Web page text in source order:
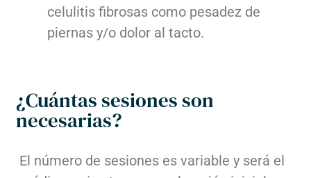
celulitis fibrosas como pesadez de
piernas y/o dolor al tacto.
¿Cuántas sesiones son
necesarias?
El número de sesiones es variable y será el